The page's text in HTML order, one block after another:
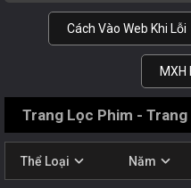
Cách Vào Web Khi Lỗi
MXH
Trang Lọc Phim - Trang
Thể Loại expand_more Năm expand_more